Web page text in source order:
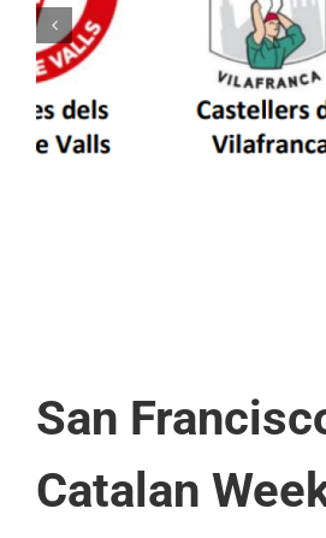
Els Castellers de
patrimoni en un
d’Aran i a
San
Catalan